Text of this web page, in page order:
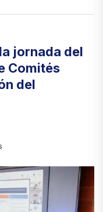
jornada del
Comités
del